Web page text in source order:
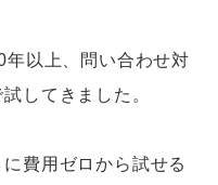
以上、問い合わせ対
してきました。
費用ゼロから試せる